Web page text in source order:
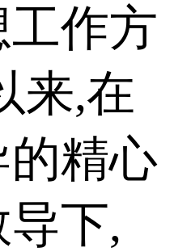
作方
来,在
精心
下,